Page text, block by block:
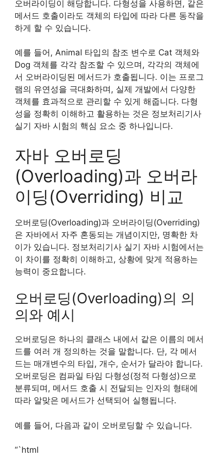
오버라이딩이 해당합니다. 다형성을 사용하면, 같은
메서드 호출이라도 객체의 타입에 따라 다른 동작을
하게 할 수 있습니다.
예를 들어, Animal 타입의 참조 변수로 Cat 객체와
Dog 객체를 각각 참조할 수 있으며, 각각의 객체에
서 오버라이딩된 메서드가 호출됩니다. 이는 프로그
램의 유연성을 극대화하며, 실제 개발에서 다양한
객체를 효과적으로 관리할 수 있게 해줍니다. 다형
성을 정확히 이해하고 활용하는 것은 정보처리기사
실기 자바 시험의 핵심 요소 중 하나입니다.
자바 오버로딩
(Overloading)과 오버라
이딩(Overriding) 비교
오버로딩(Overloading)과 오버라이딩(Overriding)
은 자바에서 자주 혼동되는 개념이지만, 명확한 차
이가 있습니다. 정보처리기사 실기 자바 시험에서는
이 차이를 정확히 이해하고, 상황에 맞게 적용하는
능력이 중요합니다.
오버로딩(Overloading)의 의
의와 예시
오버로딩은 하나의 클래스 내에서 같은 이름의 메서
드를 여러 개 정의하는 것을 말합니다. 단, 각 메서
드는 매개변수의 타입, 개수, 순서가 달라야 합니다.
오버로딩은 컴파일 타임 다형성(정적 다형성)으로
분류되며, 메서드 호출 시 전달되는 인자의 형태에
따라 알맞은 메서드가 선택되어 실행됩니다.
예를 들어, 다음과 같이 오버로딩할 수 있습니다.
“`html